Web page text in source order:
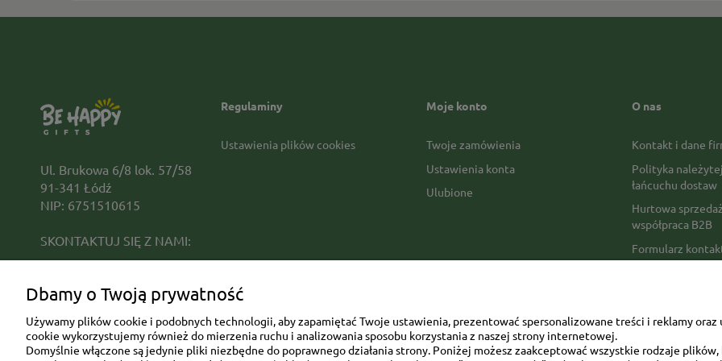
Regulaminy
Ustawienia plików cookies
Moje konto
Twoje zamówienia
Ustawienia konta
Ulubione
O nas
Kontakt i dane
Polityka
łańcuchu dostaw
Hurtowa
współpraca B2B
Formularz
Czas i koszty
Opinie Trustmate
Ul. Brukowa 6/8 lok. 57/58
91-341 Łódź
NIP: 6751510615
SKONTAKTUJ SIĘ Z NAMI:
+48 690 172 872
Dbamy o Twoją prywatność
Używamy plików cookie i podobnych technologii, aby zapamiętać Twoje ustawienia, prezentować spersonalizowane treści i reklamy
cookie wykorzystujemy również do mierzenia ruchu i analizowania sposobu korzystania z naszej strony internetowej.
Domyślnie włączone są jedynie pliki niezbędne do poprawnego działania strony. Poniżej możesz zaakceptować wszystkie rodzaje